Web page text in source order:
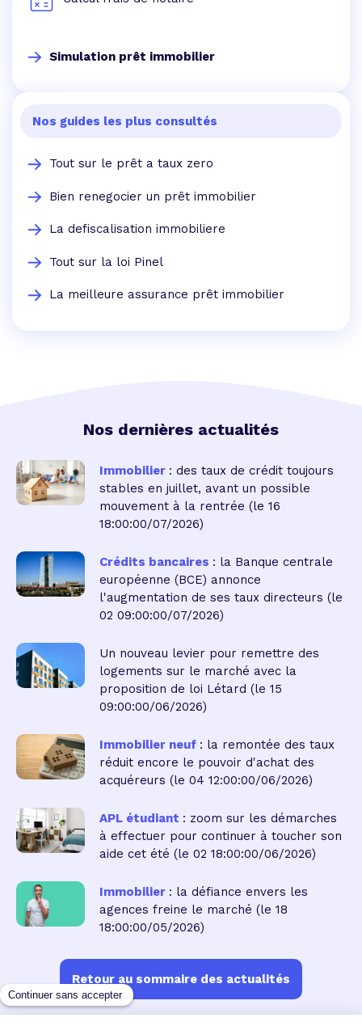
Simulation prêt immobilier
Nos guides les plus consultés
Tout sur le prêt a taux zero
Bien renegocier un prêt immobilier
La defiscalisation immobiliere
Tout sur la loi Pinel
La meilleure assurance prêt immobilier
Nos dernières actualités
Immobilier : des taux de crédit toujours
stables en juillet, avant un possible
mouvement à la rentrée (le 16
18:00:00/07/2026)
Crédits bancaires : la Banque centrale
européenne (BCE) annonce
l'augmentation de ses taux directeurs (le
02 09:00:00/07/2026)
Un nouveau levier pour remettre des
logements sur le marché avec la
proposition de loi Létard (le 15
09:00:00/06/2026)
Immobilier neuf : la remontée des taux
réduit encore le pouvoir d'achat des
acquéreurs (le 04 12:00:00/06/2026)
APL étudiant : zoom sur les démarches
à effectuer pour continuer à toucher son
aide cet été (le 02 18:00:00/06/2026)
Immobilier : la défiance envers les
agences freine le marché (le 18
18:00:00/05/2026)
Retour au sommaire des actualités